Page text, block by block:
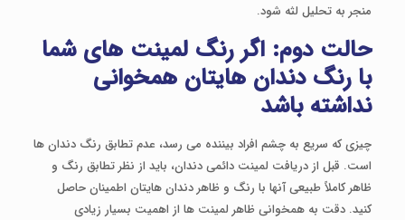
منجر به تحلیل لثه شود.
حالت دوم: اگر رنگ لمینت های شما
با رنگ دندان هایتان همخوانی
نداشته باشد
چیزی که سریع به چشم افراد بیننده می رسد، عدم تطابق رنگ دندان ها
است. قبل از دریافت لمینت دائمی دندان، باید از نظر تطابق رنگ و
ظاهر کاملاً طبیعی آنها با رنگ و ظاهر دندان هایتان اطمینان حاصل
کنید. دقت به همخوانی ظاهر لمینت ها از اهمیت بسیار زیادی